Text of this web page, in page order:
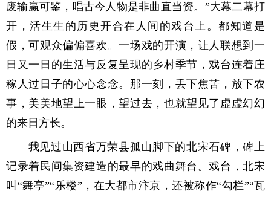
废输赢可鉴，唱古今人物是非曲直当资。”大幕二幕打
开，活生生的历史开合在人间的戏台上。都知道是
假，可观众偏偏喜欢。一场戏的开演，让人联想到一
日又一日的生活与反复呈现的乡村季节，戏台连着庄
稼人过日子的心心念念。那一刻，丢下焦苦，放下农
事，美美地望上一眼，望过去，也就望见了虚虚幻幻
的来日方长。
我见过山西省万荣县孤山脚下的北宋石碑，碑上
记录着民间集资建造的最早的戏曲舞台。戏台，北宋
叫“舞亭”“乐楼”，在大都市汴京，还被称作“勾栏”“瓦